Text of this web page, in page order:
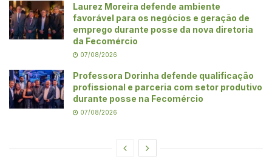
Laurez Moreira defende ambiente
favorável para os negócios e geração de
emprego durante posse da nova diretoria
da Fecomércio
07/08/2026
Professora Dorinha defende qualificação
profissional e parceria com setor produtivo
durante posse na Fecomércio
07/08/2026